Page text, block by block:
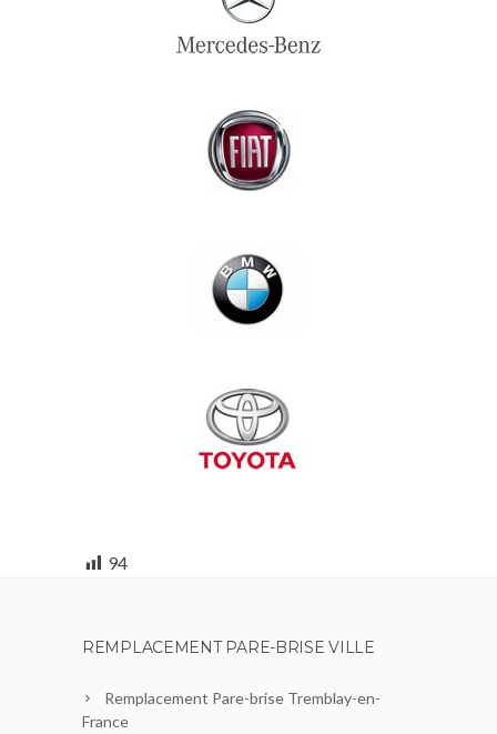
94
REMPLACEMENT PARE-BRISE VILLE
Remplacement Pare-brise Tremblay-en-
France